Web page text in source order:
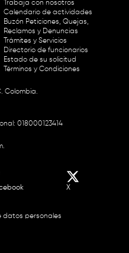
Trabaja con nosotros
Calendario de actividades
Buzón Peticiones, Quejas,
Reclamos y Denuncias
Trámites y Servicios
Directorio de funcionarios
Estado de su solicitud
Términos y Condiciones
Colombia.
018000123414
X
datos personales